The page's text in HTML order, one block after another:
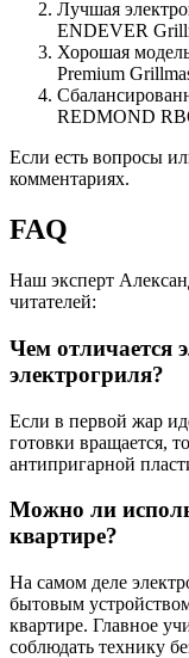
Лучшая
ENDEVER
Хорошая
Premium
REDMOND
Если есть вопросы
комментариях.
FAQ
Наш эксперт
читателей:
Чем отличается
электрогриля?
Если в первой жар
готовки вращается,
антипригарной
Можно ли
квартире?
На самом деле
бытовым
квартире. Главное
соблюдать технику